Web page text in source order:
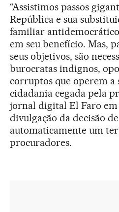
“Assistimos passos
República e sua
familiar antidemocrático
em seu benefício. Mas,
seus objetivos, são
burocratas indignos,
corruptos que operem a
cidadania cegada pela
jornal digital El Faro
divulgação da decisão
automaticamente um
procuradores.